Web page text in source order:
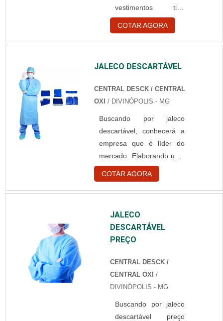
vestimentos tipo
uniforme, seu uso é
extremamente
importante, uma vez
de proteção individual
para a proteção dos
profissionais. Ele
deve ser utilizado por
pessoas que
trabalhem em:
Laboratório químico;
Hospitais; Clínicas
Informações do uso
do jaleco Sendos
equipamentos de
pro...
COTAR AGORA
JALECO DESCARTÁVEL
CENTRAL DESCK / CENTRAL
OXI / DIVINÓPOLIS - MG
Buscando por jaleco
descartável, conhecerá a
empresa que é líder do
mercado. Elaborando uma
cotação no marketplace
Soluções Industriais e
achando a maior
seu próprio
segmento.Quando a
temática é jaleco
qualidade, conforme as
normas técnicas definidas
COTAR AGORA
JALECO
DESCARTÁVEL
PREÇO
CENTRAL DESCK /
CENTRAL OXI /
DIVINÓPOLIS - MG
Buscando por jaleco
descartável preço